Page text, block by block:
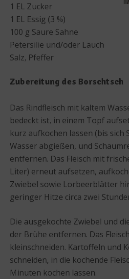
1 EL Zucker
1 EL Essig (3 %)
100 g Saure Sahne
Petersilie und/oder Lauch
Salz, Pfeffer
Zubereitung des Borschtsch
Das Rindfleisch mit kaltem
bedeckt ist, in einem Topf
kurz aufkochen lassen (bis sich
Wasser abgießen, und
entfernen. Das Fleisch mit
Liter) erneut aufsetzen,
Zwiebel sowie Lorbeerblätter
geringer Hitze circa zwei
Die ausgekochte Zwiebel und
der Brühe entfernen. Das
kleinschneiden. Kartoffeln und
schneiden, in die kochende
Minuten kochen lassen.